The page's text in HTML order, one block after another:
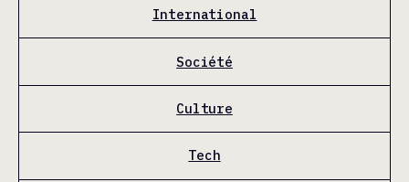
International
Société
Culture
Tech